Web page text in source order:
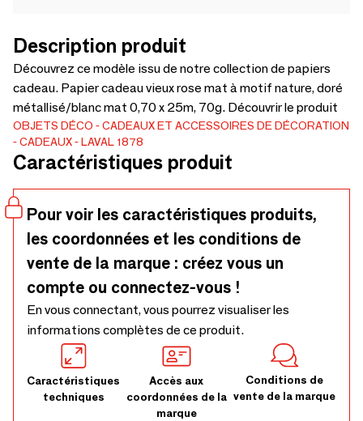
Description produit
Découvrez ce modèle issu de notre collection de papiers
cadeau. Papier cadeau vieux rose mat à motif nature, doré
métallisé/blanc mat 0,70 x 25m, 70g. Découvrir le produit
OBJETS DÉCO
CADEAUX ET ACCESSOIRES DE DÉCORATION
CADEAUX
LAVAL 1878
Caractéristiques produit
Pour voir les caractéristiques produits,
les coordonnées et les conditions de
vente de la marque : créez vous un
compte ou connectez-vous !
En vous connectant, vous pourrez visualiser les
informations complètes de ce produit.
Caractéristiques
techniques
Accès aux
coordonnées de la
marque
Conditions de
vente de la marque